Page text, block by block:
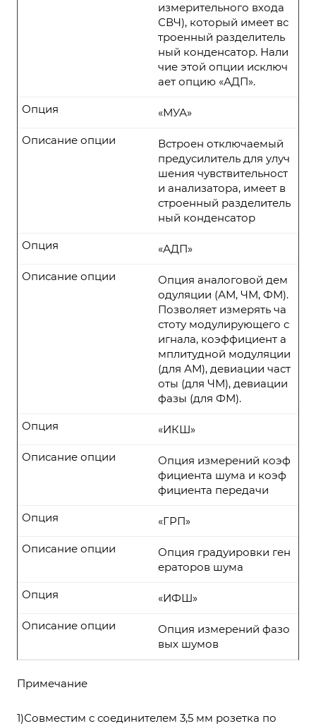
измерительного входа
СВЧ), который имеет вс
троенный разделитель
ный конденсатор. Нали
чие этой опции исключ
ает опцию «АДП».
«МУА»
Опция
Встроен отключаемый
предусилитель для улуч
шения чувствительност
и анализатора, имеет в
строенный разделитель
ный конденсатор
Описание опции
«АДП»
Опция
Опция аналоговой дем
одуляции (АМ, ЧМ, ФМ).
Позволяет измерять ча
стоту модулирующего с
игнала, коэффициент а
мплитудной модуляции
(для АМ), девиации част
оты (для ЧМ), девиации
фазы (для ФМ).
Описание опции
«ИКШ»
Опция
Опция измерений коэф
фициента шума и коэф
фициента передачи
Описание опции
«ГРП»
Опция
Опция градуировки ген
ераторов шума
Описание опции
«ИФШ»
Опция
Опция измерений фазо
вых шумов
Описание опции
Примечание
1)Совместим с соединителем 3,5 мм розетка по